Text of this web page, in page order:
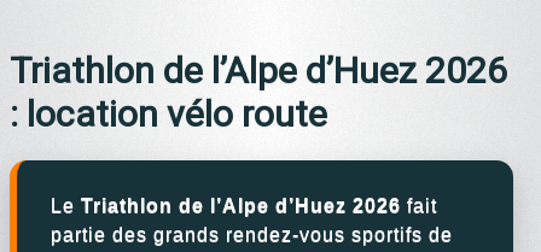
Triathlon de l’Alpe d’Huez 2026
: location vélo route
LeTriathlon de l’Alpe d’Huez 2026 fait
partie des grands rendez-vous sportifs de